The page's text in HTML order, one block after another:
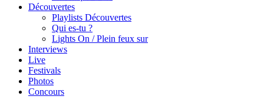
Découvertes
Playlists Découvertes
Qui es-tu ?
Lights On / Plein feux sur
Interviews
Live
Festivals
Photos
Concours